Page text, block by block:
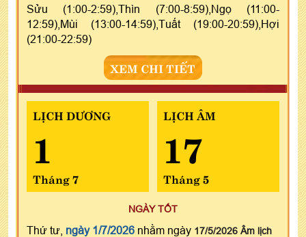
Sửu (1:00-2:59),Thìn (7:00-8:59),Ngọ (11:00-
12:59),Mùi (13:00-14:59),Tuất (19:00-20:59),Hợi
(21:00-22:59)
XEM CHI TIẾT
LỊCH DƯƠNG
1
Tháng 7
LỊCH ÂM
17
Tháng 5
NGÀY TỐT
Thứ tư, ngày 1/7/2026 nhằm ngày 17/5/2026 Âm lịch